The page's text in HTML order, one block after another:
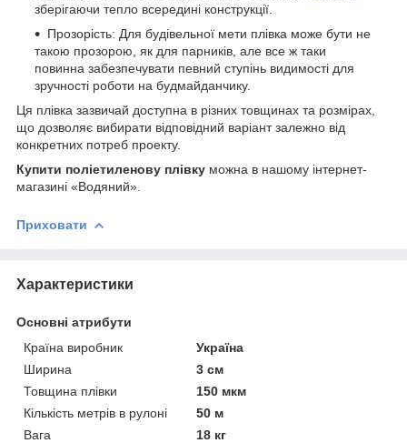
зберігаючи тепло всередині конструкції.
Прозорість: Для будівельної мети плівка може бути не
такою прозорою, як для парників, але все ж таки
повинна забезпечувати певний ступінь видимості для
зручності роботи на будмайданчику.
Ця плівка зазвичай доступна в різних товщинах та розмірах,
що дозволяє вибирати відповідний варіант залежно від
конкретних потреб проекту.
Купити поліетиленову плівку можна в нашому інтернет-
магазині «Водяний».
Приховати
Характеристики
Основні атрибути
Країна виробник
Україна
Ширина
3 см
Товщина плівки
150 мкм
Кількість метрів в рулоні
50 м
Вага
18 кг